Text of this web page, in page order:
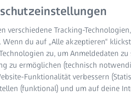
für
verschiedene Tracking-
Wenn du auf „Alle akzeptieren“
zu, um Anmeldedaten
zu ermöglichen (technisch
Funktionalität verbessern
(funktional) und um auf deine